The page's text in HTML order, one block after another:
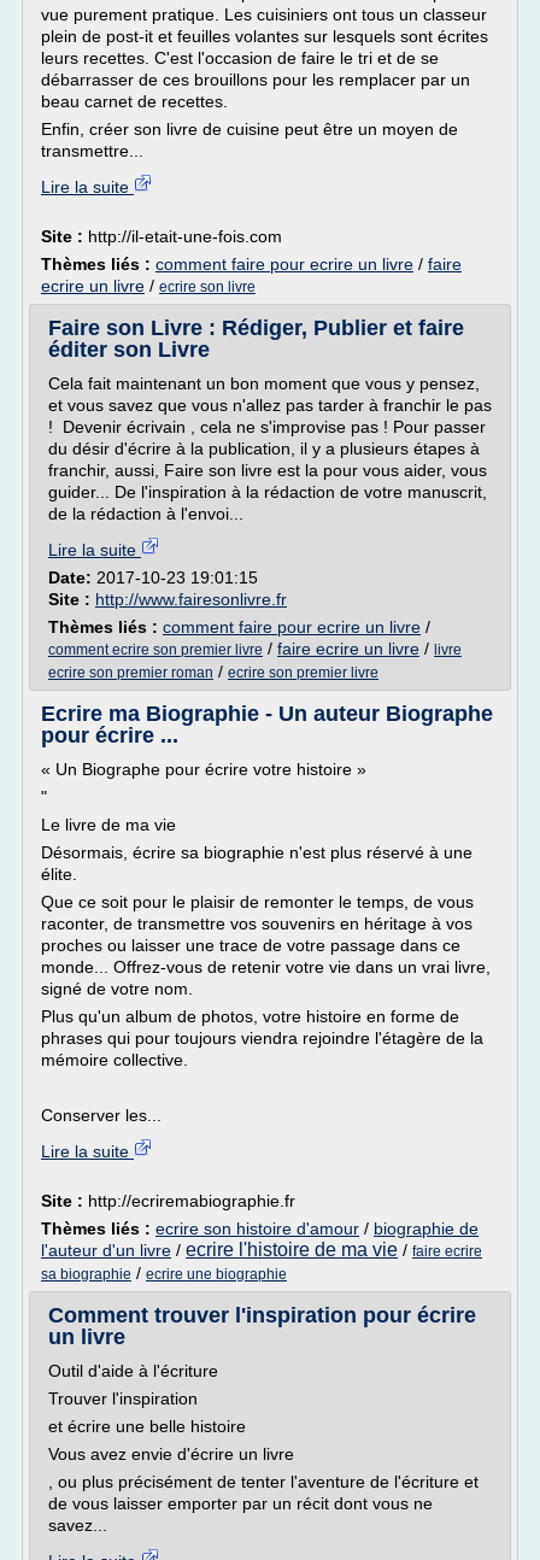
vue purement pratique. Les cuisiniers ont tous un classeur
plein de post-it et feuilles volantes sur lesquels sont écrites
leurs recettes. C'est l'occasion de faire le tri et de se
débarrasser de ces brouillons pour les remplacer par un
beau carnet de recettes.
Enfin, créer son livre de cuisine peut être un moyen de
transmettre...
Lire la suite
Site : http://il-etait-une-fois.com
Thèmes liés : comment faire pour ecrire un livre / faire
ecrire un livre / ecrire son livre
Faire son Livre : Rédiger, Publier et faire
éditer son Livre
Cela fait maintenant un bon moment que vous y pensez,
et vous savez que vous n'allez pas tarder à franchir le pas
! Devenir écrivain , cela ne s'improvise pas ! Pour passer
du désir d'écrire à la publication, il y a plusieurs étapes à
franchir, aussi, Faire son livre est la pour vous aider, vous
guider... De l'inspiration à la rédaction de votre manuscrit,
de la rédaction à l'envoi...
Lire la suite
Date: 2017-10-23 19:01:15
Site : http://www.fairesonlivre.fr
Thèmes liés : comment faire pour ecrire un livre /
comment ecrire son premier livre / faire ecrire un livre / livre
ecrire son premier roman / ecrire son premier livre
Ecrire ma Biographie - Un auteur Biographe
pour écrire ...
« Un Biographe pour écrire votre histoire »
"
Le livre de ma vie
Désormais, écrire sa biographie n'est plus réservé à une
élite.
Que ce soit pour le plaisir de remonter le temps, de vous
raconter, de transmettre vos souvenirs en héritage à vos
proches ou laisser une trace de votre passage dans ce
monde... Offrez-vous de retenir votre vie dans un vrai livre,
signé de votre nom.
Plus qu'un album de photos, votre histoire en forme de
phrases qui pour toujours viendra rejoindre l'étagère de la
mémoire collective.
Conserver les...
Lire la suite
Site : http://ecriremabiographie.fr
Thèmes liés : ecrire son histoire d'amour / biographie de
l'auteur d'un livre / ecrire l'histoire de ma vie / faire ecrire
sa biographie / ecrire une biographie
Comment trouver l'inspiration pour écrire
un livre
Outil d'aide à l'écriture
Trouver l'inspiration
et écrire une belle histoire
Vous avez envie d'écrire un livre
, ou plus précisément de tenter l'aventure de l'écriture et
de vous laisser emporter par un récit dont vous ne
savez...